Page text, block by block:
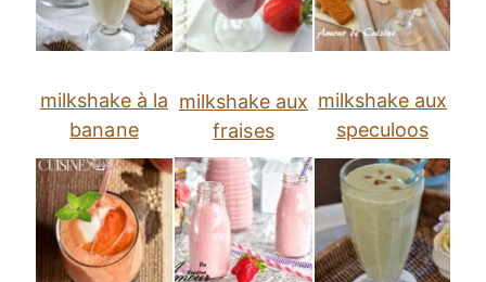
milkshake à la
banane
milkshake aux
fraises
milkshake aux
speculoos